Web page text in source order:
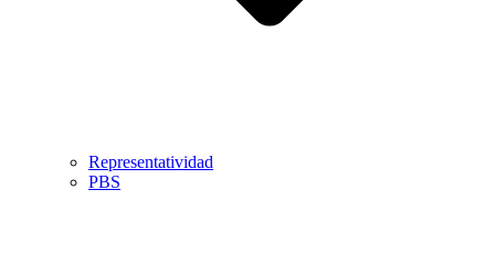
Representatividad
PBS